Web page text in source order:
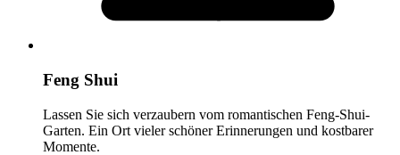
Feng Shui
Lassen Sie sich verzaubern vom romantischen Feng-Shui-
Garten. Ein Ort vieler schöner Erinnerungen und kostbarer
Momente.